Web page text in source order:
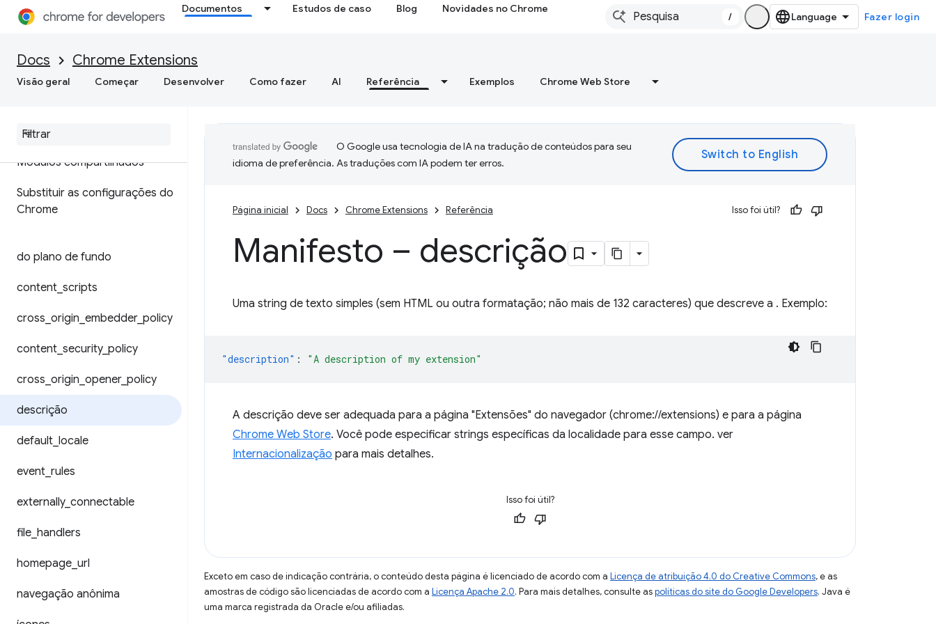
Documentos Estudos de caso Blog Novidades no Chrome
/ Fazer login
Docs Chrome Extensions
Visão geral Começar Desenvolver Como fazer AI Referência Exemplos Chrome Web Store
manifesto
Módulos compartilhados
Substituir as configurações do
Chrome
do plano de fundo
content scripts
cross origin embedder_ policy
content security_ policy
cross origin opener_ policy
descrição
default locale
event rules
externally_ connectable
file handlers
homepage url
navegação anônima
O Google usa tecnologia de IA na tradução de conteúdos para seu
idioma de preferência. As traduções com IA podem ter erros.
Página inicial Docs Chrome Extensions Referência Isso foi útil?
Manifesto – descrição
Uma string de texto simples (sem HTML ou outra formatação; não mais de 132 caracteres) que descreve a . Exemplo:
"description" : "A description of my extension"
A descrição deve ser adequada para a página "Extensões" do navegador (chrome://extensions) e para a página
Chrome Web Store. Você pode especificar strings específicas da localidade para esse campo. ver
Internacionalização para mais detalhes.
Isso foi útil?
Exceto em caso de indicação contrária, o conteúdo desta página é licenciado de acordo com a Licença de atribuição 4.0 do Creative Commons, e as
amostras de código são licenciadas de acordo com a Licença Apache 2.0. Para mais detalhes, consulte aspolíticas do site do Google Developers. Java é
uma marca registrada da Oracle e/ou afiliadas.